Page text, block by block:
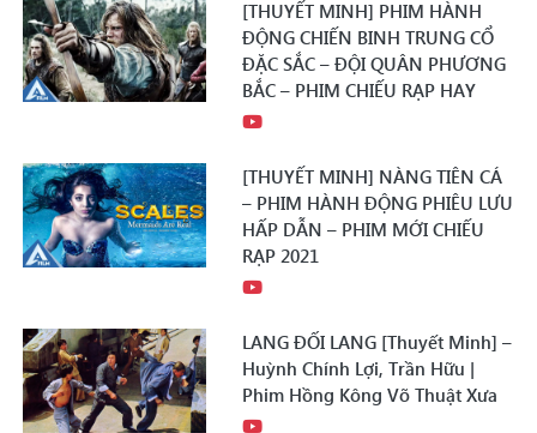
[THUYẾT MINH] PHIM HÀNH
ĐỘNG CHIẾN BINH TRUNG CỔ
ĐẶC SẮC – ĐỘI QUÂN PHƯƠNG
BẮC – PHIM CHIẾU RẠP HAY
[THUYẾT MINH] NÀNG TIÊN CÁ
– PHIM HÀNH ĐỘNG PHIÊU LƯU
HẤP DẪN – PHIM MỚI CHIẾU
RẠP 2021
LANG ĐỐI LANG [Thuyết Minh] –
Huỳnh Chính Lợi, Trần Hữu |
Phim Hồng Kông Võ Thuật Xưa